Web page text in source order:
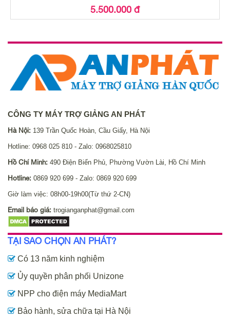
5.500.000 đ
CÔNG TY MÁY TRỢ GIẢNG AN PHÁT
Hà Nội: 139 Trần Quốc Hoàn, Cầu Giấy, Hà Nội
Hotline: 0968 025 810 - Zalo: 0968025810
Hồ Chí Minh: 490 Điện Biển Phủ, Phường Vườn Lài, Hồ Chí Minh
Hotline: 0869 920 699 - Zalo: 0869 920 699
Giờ làm việc: 08h00-19h00(Từ thứ 2-CN)
Email báo giá: trogianganphat@gmail.com
TẠI SAO CHỌN AN PHÁT?
Có 13 năm kinh nghiệm
Ủy quyền phân phối Unizone
NPP cho điện máy MediaMart
Bảo hành, sửa chữa tại Hà Nội